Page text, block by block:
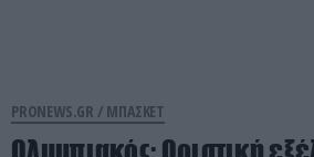
PRONEWS.GR / ΜΠΑΣΚΕΤ
Ολυμπιακός: Οριστική